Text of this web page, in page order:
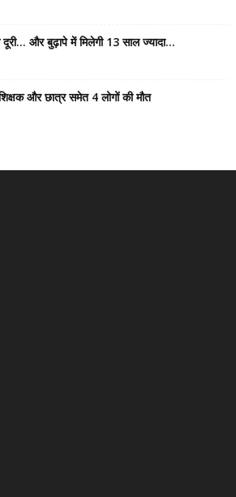
और बुढ़ापे में मिलेगी 13 साल ज्यादा...
और छात्र समेत 4 लोगों की मौत